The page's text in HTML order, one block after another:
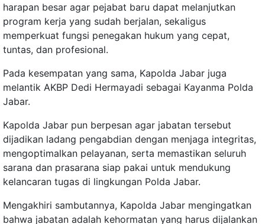
harapan besar agar pejabat baru dapat melanjutkan
program kerja yang sudah berjalan, sekaligus
memperkuat fungsi penegakan hukum yang cepat,
tuntas, dan profesional.
Pada kesempatan yang sama, Kapolda Jabar juga
melantik AKBP Dedi Hermayadi sebagai Kayanma Polda
Jabar.
Kapolda Jabar pun berpesan agar jabatan tersebut
dijadikan ladang pengabdian dengan menjaga integritas,
mengoptimalkan pelayanan, serta memastikan seluruh
sarana dan prasarana siap pakai untuk mendukung
kelancaran tugas di lingkungan Polda Jabar.
Mengakhiri sambutannya, Kapolda Jabar mengingatkan
bahwa jabatan adalah kehormatan yang harus dijalankan